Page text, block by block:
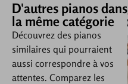
D'autres pianos dans
la même catégorie
Découvrez des pianos
similaires qui pourraient
aussi correspondre à vos
attentes. Comparez les